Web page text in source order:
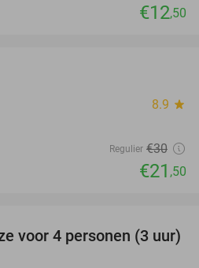
€12,50
8.9 star
Regulier €30
€21 ,50
31%
voor 4 personen (3 uur)